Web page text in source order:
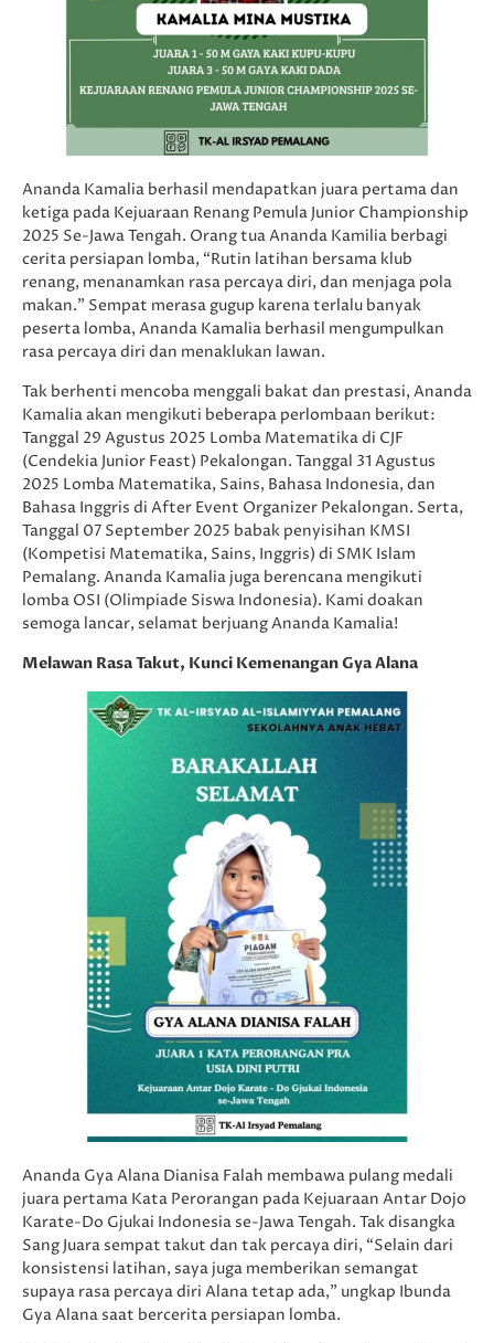
Ananda Kamalia berhasil mendapatkan juara pertama dan
ketiga pada Kejuaraan Renang Pemula Junior Championship
2025 Se-Jawa Tengah. Orang tua Ananda Kamilia berbagi
cerita persiapan lomba, “Rutin latihan bersama klub
renang, menanamkan rasa percaya diri, dan menjaga pola
makan.” Sempat merasa gugup karena terlalu banyak
peserta lomba, Ananda Kamalia berhasil mengumpulkan
rasa percaya diri dan menaklukan lawan.
Tak berhenti mencoba menggali bakat dan prestasi, Ananda
Kamalia akan mengikuti beberapa perlombaan berikut:
Tanggal 29 Agustus 2025 Lomba Matematika di CJF
(Cendekia Junior Feast) Pekalongan. Tanggal 31 Agustus
2025 Lomba Matematika, Sains, Bahasa Indonesia, dan
Bahasa Inggris di After Event Organizer Pekalongan. Serta,
Tanggal 07 September 2025 babak penyisihan KMSI
(Kompetisi Matematika, Sains, Inggris) di SMK Islam
Pemalang. Ananda Kamalia juga berencana mengikuti
lomba OSI (Olimpiade Siswa Indonesia). Kami doakan
semoga lancar, selamat berjuang Ananda Kamalia!
Melawan Rasa Takut, Kunci Kemenangan Gya Alana
Ananda Gya Alana Dianisa Falah membawa pulang medali
juara pertama Kata Perorangan pada Kejuaraan Antar Dojo
Karate-Do Gjukai Indonesia se-Jawa Tengah. Tak disangka
Sang Juara sempat takut dan tak percaya diri, “Selain dari
konsistensi latihan, saya juga memberikan semangat
supaya rasa percaya diri Alana tetap ada,” ungkap Ibunda
Gya Alana saat bercerita persiapan lomba.